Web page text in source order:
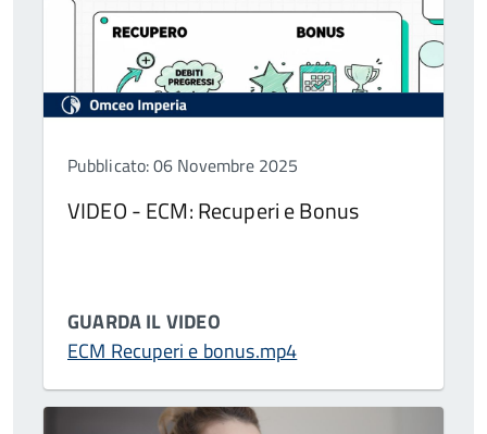
Pubblicato: 06 Novembre 2025
VIDEO - ECM: Recuperi e Bonus
GUARDA IL VIDEO
ECM Recuperi e bonus.mp4